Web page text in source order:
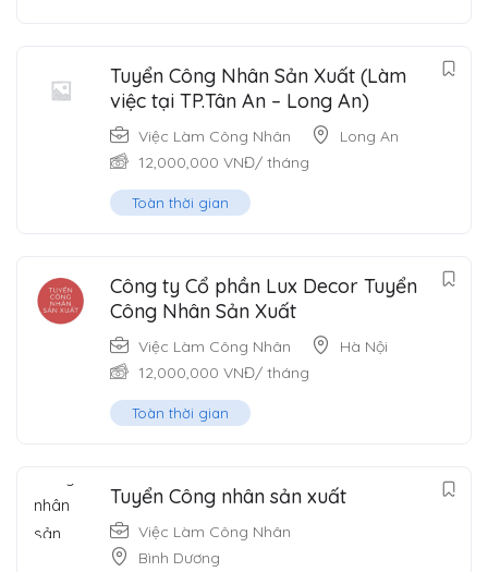
Tuyển Công Nhân Sản Xuất (Làm
việc tại TP.Tân An – Long An)
Việc Làm Công Nhân
Long An
12,000,000 VNĐ/ tháng
Toàn thời gian
Công ty Cổ phần Lux Decor Tuyển
Công Nhân Sản Xuất
Việc Làm Công Nhân
Hà Nội
12,000,000 VNĐ/ tháng
Toàn thời gian
Tuyển Công nhân sản xuất
Việc Làm Công Nhân
Bình Dương